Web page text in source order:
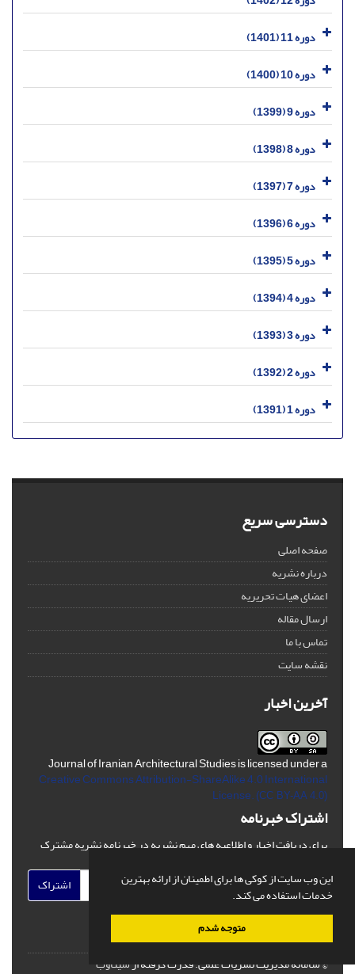
این وب سایت از کوکی ها برای اطمینان از ارائه بهترین
خدمات استفاده می کند.
متوجه شدم
دوره 11 (1401)
دوره 10 (1400)
دوره 9 (1399)
دوره 8 (1398)
دوره 7 (1397)
دوره 6 (1396)
دوره 5 (1395)
دوره 4 (1394)
دوره 3 (1393)
دوره 2 (1392)
دوره 1 (1391)
دسترسی سریع
صفحه اصلی
درباره نشریه
اعضای هیات تحریریه
ارسال مقاله
تماس با ما
نقشه سایت
آخرین اخبار
Journal of Iranian Architectural Studies is licensed under a
Creative Commons Attribution-ShareAlike 4.0 International
License. (CC BY-AA 4.0)
اشتراک خبرنامه
برای دریافت اخبار و اطلاعیه های مهم نشریه در خبرنامه نشریه مشترک
اشتراک
© سامانه مدیریت نشریات علمی.قدرت گرفته ازسیناوب